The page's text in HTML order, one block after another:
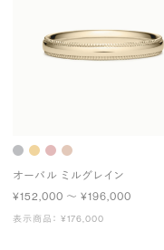
オーバル ミルグレイン
¥152,000 〜 ¥196,000
表示商品： ¥176,000